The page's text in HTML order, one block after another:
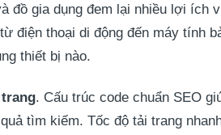
đồ gia dụng đem lại nhiều lợi ích
điện thoại di động đến máy tính
thiết bị nào.
. Cấu trúc code chuẩn SEO
tìm kiếm. Tốc độ tải trang